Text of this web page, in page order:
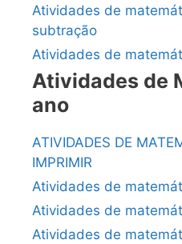
Atividades de
subtração
Atividades de
Atividades de
ano
ATIVIDADES DE
IMPRIMIR
Atividades de
Atividades de
Atividades de